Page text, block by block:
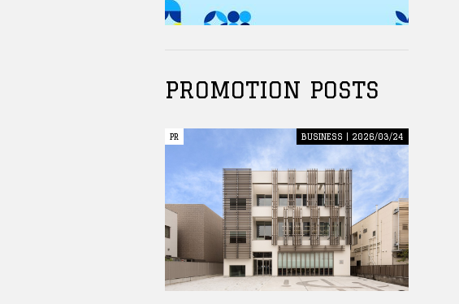
PROMOTION POSTS
PR
PR BUSINESS | 2026/03/24